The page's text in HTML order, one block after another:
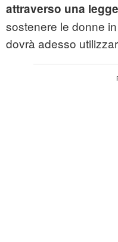
attraverso una legge
sostenere le donne
dovrà adesso